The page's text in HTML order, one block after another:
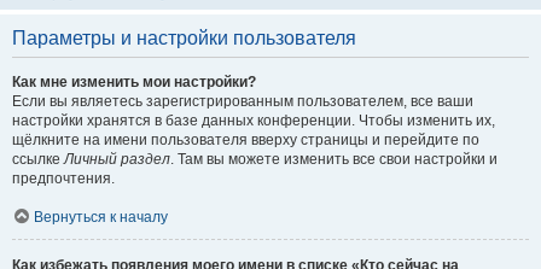
Параметры и настройки пользователя
Как мне изменить мои настройки?
Если вы являетесь зарегистрированным пользователем, все ваши
настройки хранятся в базе данных конференции. Чтобы изменить их,
щёлкните на имени пользователя вверху страницы и перейдите по
ссылкеЛичный раздел. Там вы можете изменить все свои настройки и
предпочтения.
Вернуться к началу
Как избежать появления моего имени в списке «Кто сейчас на